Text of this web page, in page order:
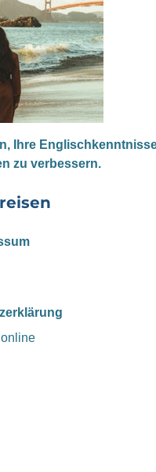
Ihre
zu verbessern.